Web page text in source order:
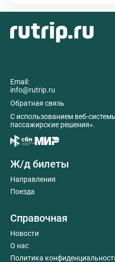
Email:
info@rutrip.ru
Обратная связь
C использованием веб-
пассажирские решения».
Ж/д билеты
Направления
Поезда
Справочная
Новости
О нас
Политика